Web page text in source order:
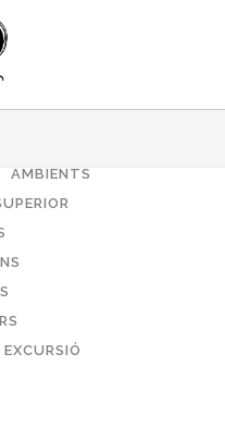
AMBIENTS
EXCURSIÓ